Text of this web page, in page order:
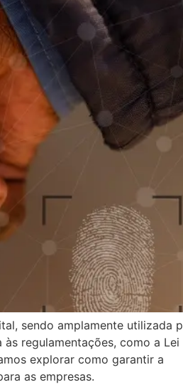
sendo amplamente utilizada
regulamentações, como a Lei
explorar como garantir a
as empresas.